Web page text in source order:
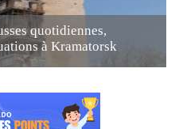
quotidiennes,
à Kramatorsk